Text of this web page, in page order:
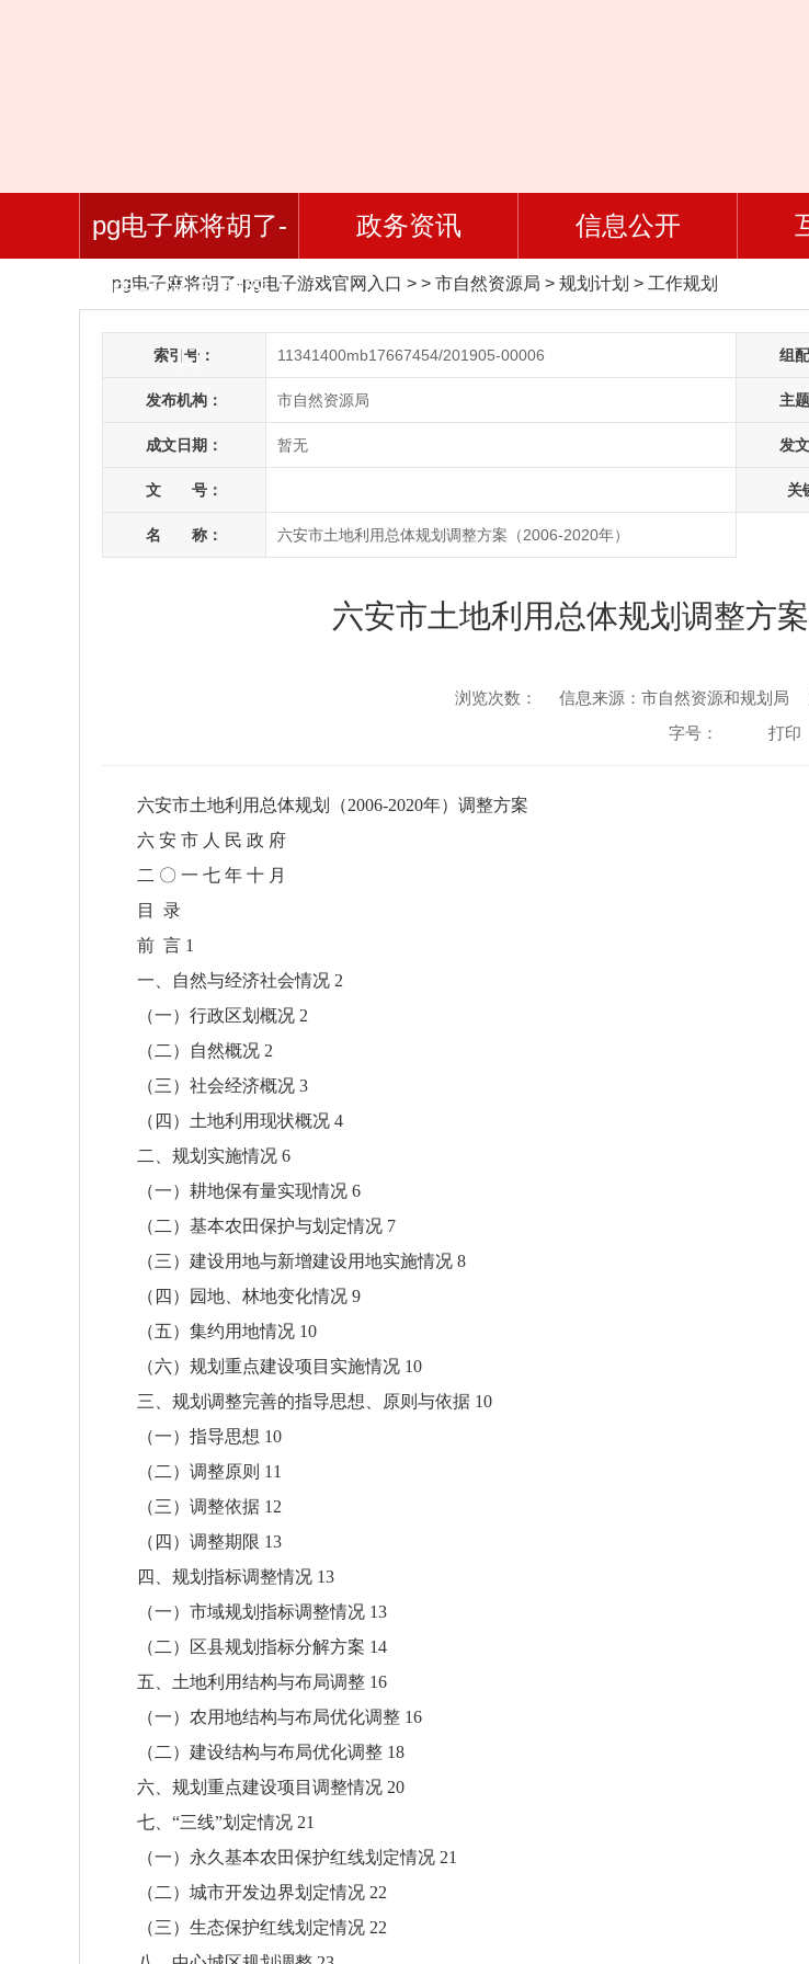
pg电子麻将胡了-
pg电子游戏官网入
口
政务资讯 信息公开
pg电子麻将胡了-pg电子游戏官网入口 > > 市自然资源局 > 规划计划 > 工作规划
索引号： 11341400mb17667454/201905-00006 组
发布机构： 市自然资源局 主
成文日期： 暂无 发
文 号： 关
名 称： 六安市土地利用总体规划调整方案（2006-2020年）
六安市土地利用总体规划调整方
浏览次数： 信息来源：市自然资源和规划局
字号：
打印
六安市土地利用总体规划（2006-2020年）调整方案
六 安 市 人 民 政 府
二 〇 一 七 年 十 月
目 录
前 言 1
一、自然与经济社会情况 2
（一）行政区划概况 2
（二）自然概况 2
（三）社会经济概况 3
（四）土地利用现状概况 4
二、规划实施情况 6
（一）耕地保有量实现情况 6
（二）基本农田保护与划定情况 7
（三）建设用地与新增建设用地实施情况 8
（四）园地、林地变化情况 9
（五）集约用地情况 10
（六）规划重点建设项目实施情况 10
三、规划调整完善的指导思想、原则与依据 10
（一）指导思想 10
（二）调整原则 11
（三）调整依据 12
（四）调整期限 13
四、规划指标调整情况 13
（一）市域规划指标调整情况 13
（二）区县规划指标分解方案 14
五、土地利用结构与布局调整 16
（一）农用地结构与布局优化调整 16
（二）建设结构与布局优化调整 18
六、规划重点建设项目调整情况 20
七、“三线”划定情况 21
（一）永久基本农田保护红线划定情况 21
（二）城市开发边界划定情况 22
（三）生态保护红线划定情况 22